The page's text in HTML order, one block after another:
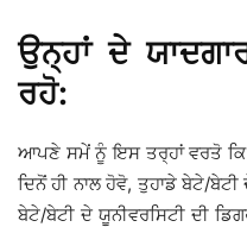
ਉਨ੍ਹਾਂ ਦੇ
ਰਹੋ:
ਆਪਣੇ ਸਮੇਂ ਨੂੰ ਇਸ ਤਰ੍ਹਾਂ ਵਰਤੋ
ਦਿਨੋਂ ਹੀ ਨਾਲ ਹੋਵੋ, ਤੁਹਾਡੇ ਬੇਟੇ/
ਬੇਟੇ/ਬੇਟੀ ਦੇ ਯੂਨੀਵਰਸਿਟੀ ਦੀ